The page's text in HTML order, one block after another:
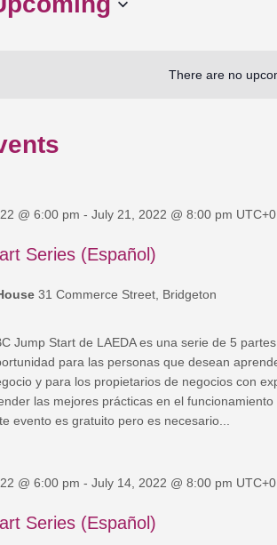
There are no
@ 6:00 pm - July 21, 2022 @ 8:00 pm UTC+0
Series (Español)
31 Commerce Street, Bridgeton
Jump Start de LAEDA es una serie de 5
para las personas que desean
y para los propietarios de negocios con
las mejores prácticas en el funcionamiento
evento es gratuito pero es necesario...
@ 6:00 pm - July 14, 2022 @ 8:00 pm UTC+0
Series (Español)